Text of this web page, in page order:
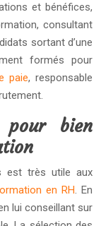
et bénéfices,
consultant
sortant d’une
formés pour
paie, responsable
pour bien
est très utile aux
en RH. En
lui conseillant sur